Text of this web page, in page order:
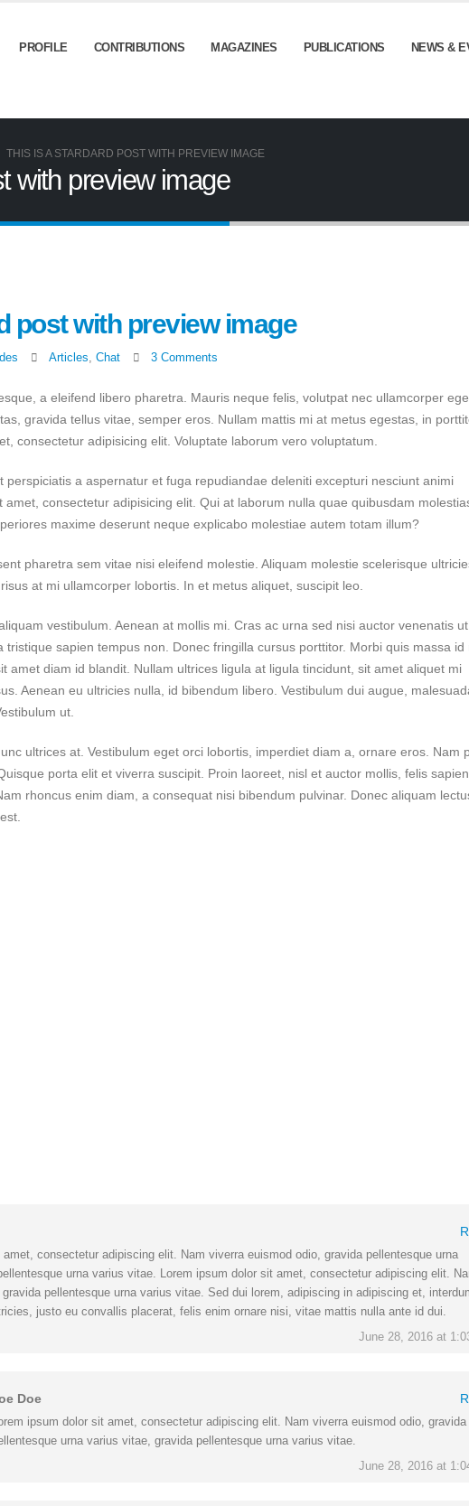
PROFILE CONTRIBUTIONS MAGAZINES PUBLICATIONS NEWS &
THIS IS A STARDARD POST WITH PREVIEW IMAGE
with preview image
post with preview image
Articles, Chat 3 Comments
a eleifend libero pharetra. Mauris neque felis, volutpat nec ullamcorper
gravida tellus vitae, semper eros. Nullam mattis mi at metus egestas, in
consectetur adipisicing elit. Voluptate laborum vero voluptatum.
perspiciatis a aspernatur et fuga repudiandae deleniti excepturi nesciunt animi
consectetur adipisicing elit. Qui at laborum nulla quae quibusdam
maxime deserunt neque explicabo molestiae autem totam illum?
pharetra sem vitae nisi eleifend molestie. Aliquam molestie scelerisque
at mi ullamcorper lobortis. In et metus aliquet, suscipit leo.
vestibulum. Aenean at mollis mi. Cras ac urna sed nisi auctor venenatis
sapien tempus non. Donec fringilla cursus porttitor. Morbi quis massa id
amet diam id blandit. Nullam ultrices ligula at ligula tincidunt, sit amet aliquet mi
Aenean eu ultricies nulla, id bibendum libero. Vestibulum dui augue,
ut.
ultrices at. Vestibulum eget orci lobortis, imperdiet diam a, ornare eros. Nam
porta elit et viverra suscipit. Proin laoreet, nisl et auctor mollis, felis
rhoncus enim diam, a consequat nisi bibendum pulvinar. Donec aliquam
amet, consectetur adipiscing elit. Nam viverra euismod odio, gravida pellentesque urna
urna varius vitae. Lorem ipsum dolor sit amet, consectetur adipiscing elit.
pellentesque urna varius vitae. Sed dui lorem, adipiscing in adipiscing et,
justo eu convallis placerat, felis enim ornare nisi, vitae mattis nulla ante id dui.
June 28, 2016 at
Doe
ipsum dolor sit amet, consectetur adipiscing elit. Nam viverra euismod odio, gravida
urna varius vitae, gravida pellentesque urna varius vitae.
June 28, 2016 at